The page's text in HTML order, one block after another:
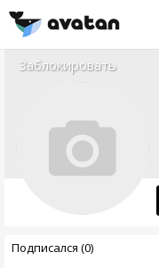
Заблокировать
Подписался (0)